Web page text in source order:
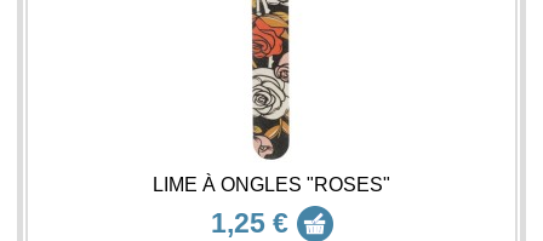
LIME À ONGLES "ROSES"
1,25 €